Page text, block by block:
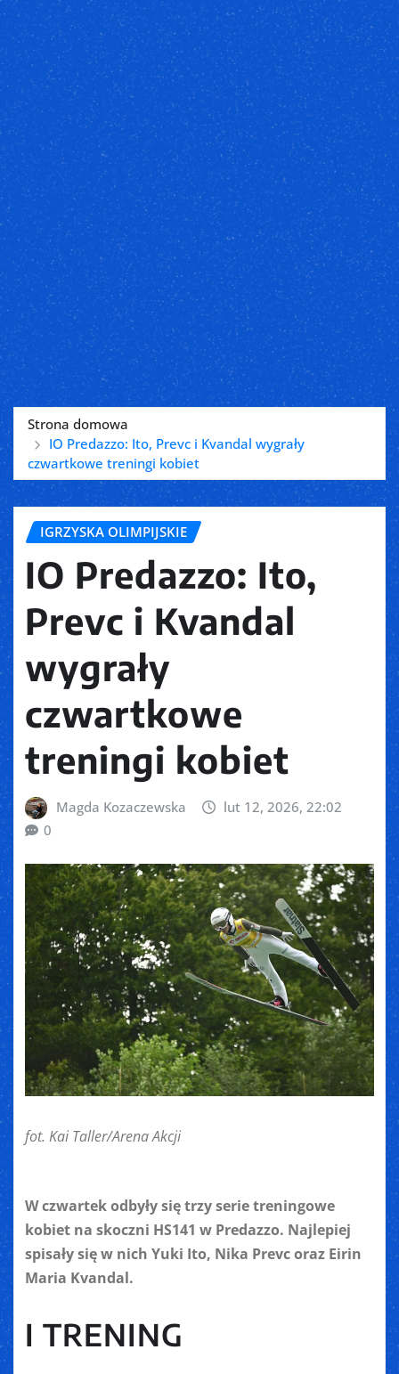
Strona domowa
IO Predazzo: Ito, Prevc i Kvandal wygrały
czwartkowe treningi kobiet
IGRZYSKA OLIMPIJSKIE
IO Predazzo: Ito,
Prevc i Kvandal
wygrały
czwartkowe
treningi kobiet
Magda Kozaczewska
lut 12, 2026, 22:02
0
fot. Kai Taller/Arena Akcji
W czwartek odbyły się trzy serie treningowe
kobiet na skoczni HS141 w Predazzo. Najlepiej
spisały się w nich Yuki Ito, Nika Prevc oraz Eirin
Maria Kvandal.
I TRENING